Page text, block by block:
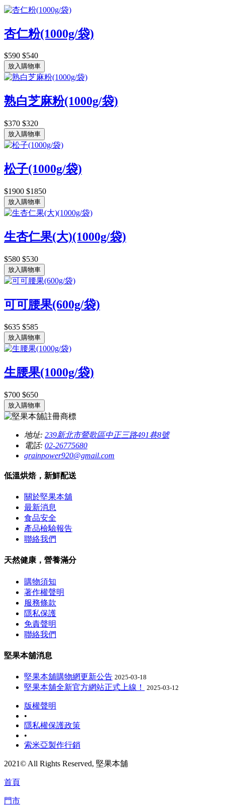
杏仁粉(1000g/袋)
$590 $540
放入購物車
熟白芝麻粉(1000g/袋)
$370 $320
放入購物車
松子(1000g/袋)
$1900 $1850
放入購物車
生杏仁果(大)(1000g/袋)
$580 $530
放入購物車
可可腰果(600g/袋)
$635 $585
放入購物車
生腰果(1000g/袋)
$700 $650
放入購物車
地址: 239新北市鶯歌區中正三路491巷8號
電話: 02-26775680
grainpower920@gmail.com
低溫烘焙，新鮮配送
關於堅果本舖
最新消息
食品安全
產品檢驗報告
聯絡我們
天然健康，營養滿分
購物須知
著作權聲明
服務條款
隱私保護
免責聲明
聯絡我們
堅果本舖消息
堅果本舖購物網更新公告 2025-03-18
堅果本舖全新官方網站正式上線！ 2025-03-12
版權聲明
•
隱私權保護政策
•
索米亞製作行銷
2021© All Rights Reserved, 堅果本舖
首頁
門市